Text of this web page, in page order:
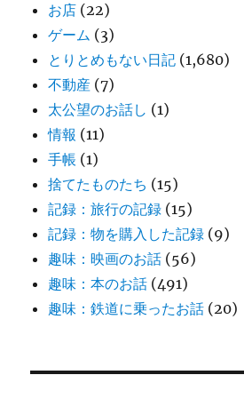
お店 (22)
ゲーム (3)
とりとめもない日記 (1,680)
不動産 (7)
太公望のお話し (1)
情報 (11)
手帳 (1)
捨てたものたち (15)
記録：旅行の記録 (15)
記録：物を購入した記録 (9)
趣味：映画のお話 (56)
趣味：本のお話 (491)
趣味：鉄道に乗ったお話 (20)